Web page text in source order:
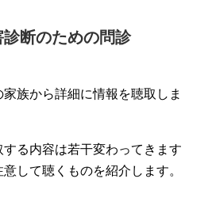
診断のための問診
族から詳細に情報を聴取しま
る内容は若干変わってきます
して聴くものを紹介します。